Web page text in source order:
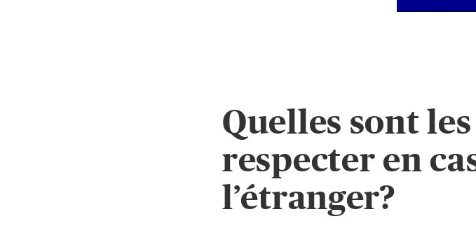
Quelles sont
respecter en
l’étranger?